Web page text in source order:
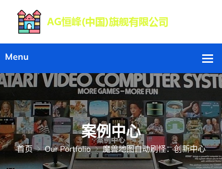
案例中心
首页 Our Portfolio 魔兽地图自动刷怪：创新中心